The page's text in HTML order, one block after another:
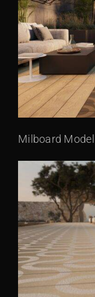
Milboard